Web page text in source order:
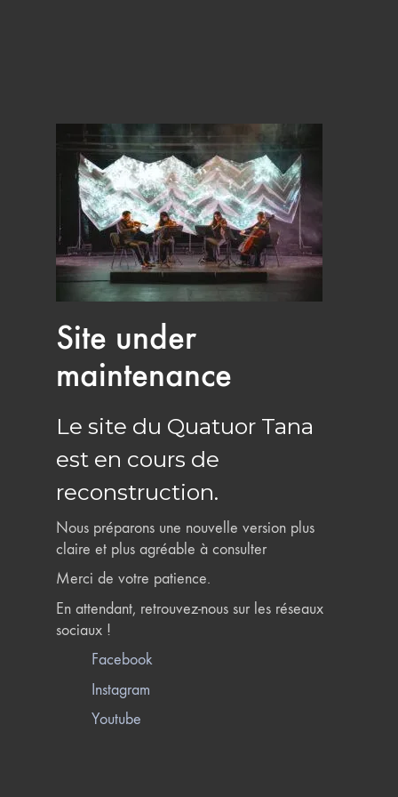
Site under
maintenance
Le site du Quatuor Tana
est en cours de
reconstruction.
Nous préparons une nouvelle version plus
claire et plus agréable à consulter
Merci de votre patience.
En attendant, retrouvez-nous sur les réseaux
sociaux !
Facebook
Instagram
Youtube